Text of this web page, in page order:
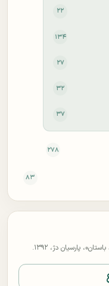
۲۲
۱۳۴
۲۷
۳۲
۳۷
۲۷۸
۸۳
پارسیان دژ، ۱۳۹۲.